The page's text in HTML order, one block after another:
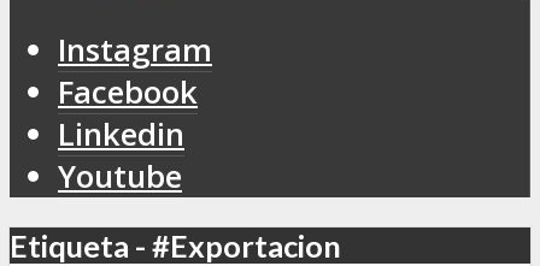
Instagram
Facebook
Linkedin
Youtube
Etiqueta - #Exportacion